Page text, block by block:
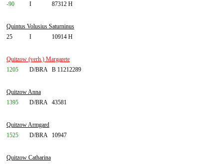
-90
I 87312 H
Quintus Volusius Saturninus
25
I 10914 H
Quitzow (verh.) Margarete
1205
D/BRA B 11212289
Quitzow Anna
1395
D/BRA 43581
Quitzow Armgard
1525
D/BRA 10947
Quitzow Catharina